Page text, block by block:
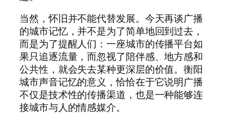
当然，怀旧并不能代替发展。今天再谈广播
的城市记忆，并不是为了简单地回到过去，
而是为了提醒人们：一座城市的传播平台如
果只追逐流量，而忽视了陪伴感、地方感和
公共性，就会失去某种更深层的价值。衡阳
城市声音记忆的意义，恰恰在于它说明广播
不仅是技术性的传播渠道，也是一种能够连
接城市与人的情感媒介。